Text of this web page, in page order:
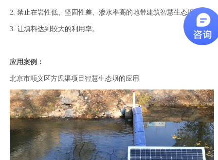
2. 禁止在岩性低、坚固性差、渗水率高的地带建筑智慧生态坝；
3. 让填料达到较大的利用率。
应用案例：
北京市顺义区方氏渠项目智慧生态坝的应用